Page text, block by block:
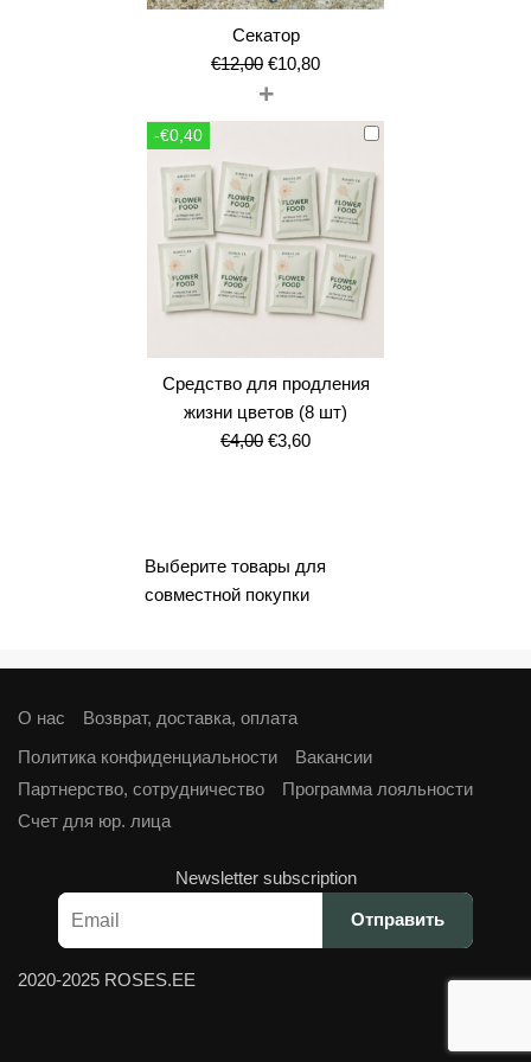
Секатор
€12,00 Первоначальная
цена
составляла
€10,80Текущая
€10,80.
+
-€0,40
Средство для продления
жизни цветов (8 шт)
€4,00 Первоначальная
€3,60Текущая
Выберите товары для
совместной покупки
О нас
Возврат, доставка, оплата
Политика конфиденциальности
Вакансии
Партнерство, сотрудничество
Программа лояльности
Cчет для юр. лица
Newsletter subscription
2020-2025 ROSES.EE